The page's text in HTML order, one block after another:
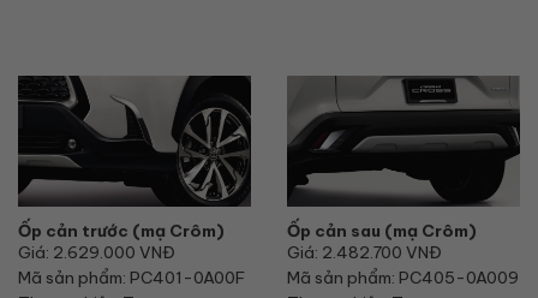
Ốp cản trước (mạ Crôm)
Giá: 2.629.000 VNĐ
Mã sản phẩm: PC401-0A00F
Ốp cản sau (mạ Crôm)
Giá: 2.482.700 VNĐ
Mã sản phẩm: PC405-0A009